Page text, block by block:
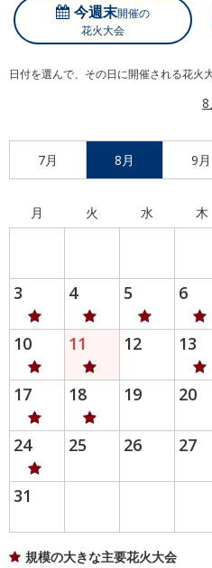
今週末開催の
花火大会
日付を選んで、その日に開催される花火
8
7月 8月 9月
月 火 水 木
3 4 5 6
10 11 12 13
17 18 19 20
24 25 26 27
31
規模の大きな主要花火大会